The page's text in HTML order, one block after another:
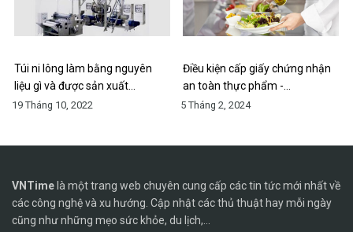
Túi ni lông làm bằng nguyên
liệu gì và được sản xuất…
19 Tháng 10, 2022
Điều kiện cấp giấy chứng nhận
an toàn thực phẩm -…
5 Tháng 2, 2024
VNTime là một trang web chuyên cung cấp các tin tức mới nhất về
các công nghệ và xu hướng. Cập nhật các thủ thuật hay mỗi ngày
cũng như những mẹo sức khỏe, du lịch,...